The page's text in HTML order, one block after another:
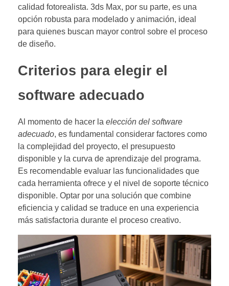
calidad fotorealista. 3ds Max, por su parte, es una
opción robusta para modelado y animación, ideal
para quienes buscan mayor control sobre el proceso
de diseño.
Criterios para elegir el
software adecuado
Al momento de hacer la elección del software
adecuado, es fundamental considerar factores como
la complejidad del proyecto, el presupuesto
disponible y la curva de aprendizaje del programa.
Es recomendable evaluar las funcionalidades que
cada herramienta ofrece y el nivel de soporte técnico
disponible. Optar por una solución que combine
eficiencia y calidad se traduce en una experiencia
más satisfactoria durante el proceso creativo.